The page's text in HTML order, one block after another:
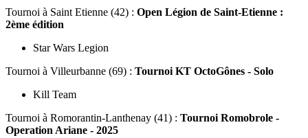
Tournoi à Saint Etienne (42) : Open Légion de Saint-Etienne :
2ème édition
Star Wars Legion
Tournoi à Villeurbanne (69) : Tournoi KT OctoGônes - Solo
Kill Team
Tournoi à Romorantin-Lanthenay (41) : Tournoi Romobrole -
Operation Ariane - 2025